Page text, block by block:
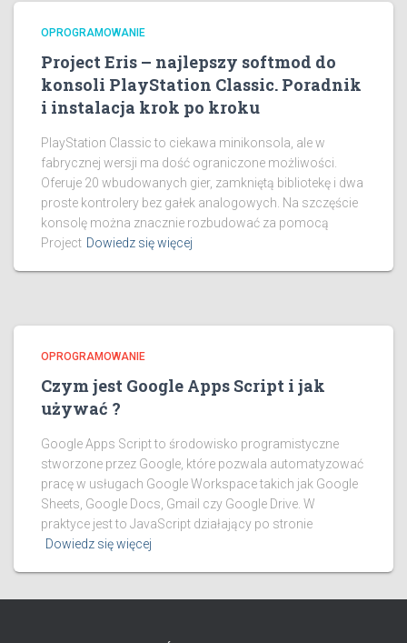
OPROGRAMOWANIE
Project Eris – najlepszy softmod do
konsoli PlayStation Classic. Poradnik
i instalacja krok po kroku
PlayStation Classic to ciekawa minikonsola, ale w
fabrycznej wersji ma dość ograniczone możliwości.
Oferuje 20 wbudowanych gier, zamkniętą bibliotekę i dwa
proste kontrolery bez gałek analogowych. Na szczęście
konsolę można znacznie rozbudować za pomocą
Project Dowiedz się więcej
OPROGRAMOWANIE
Czym jest Google Apps Script i jak
używać ?
Google Apps Script to środowisko programistyczne
stworzone przez Google, które pozwala automatyzować
pracę w usługach Google Workspace takich jak Google
Sheets, Google Docs, Gmail czy Google Drive. W
praktyce jest to JavaScript działający po stronie
Dowiedz się więcej